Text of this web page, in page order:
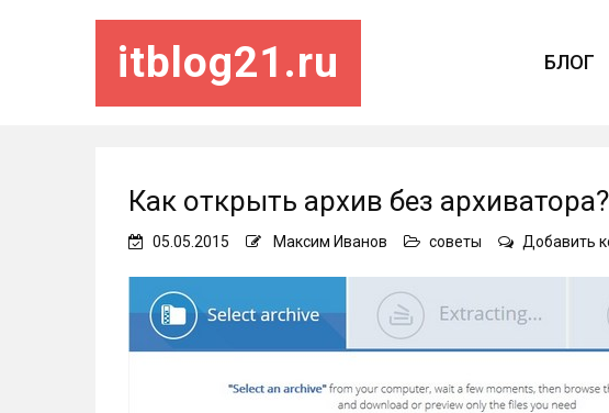
itblog21.ru БЛОГ
Как открыть архив без архиватора?
05.05.2015 Максим Иванов советы Добавить